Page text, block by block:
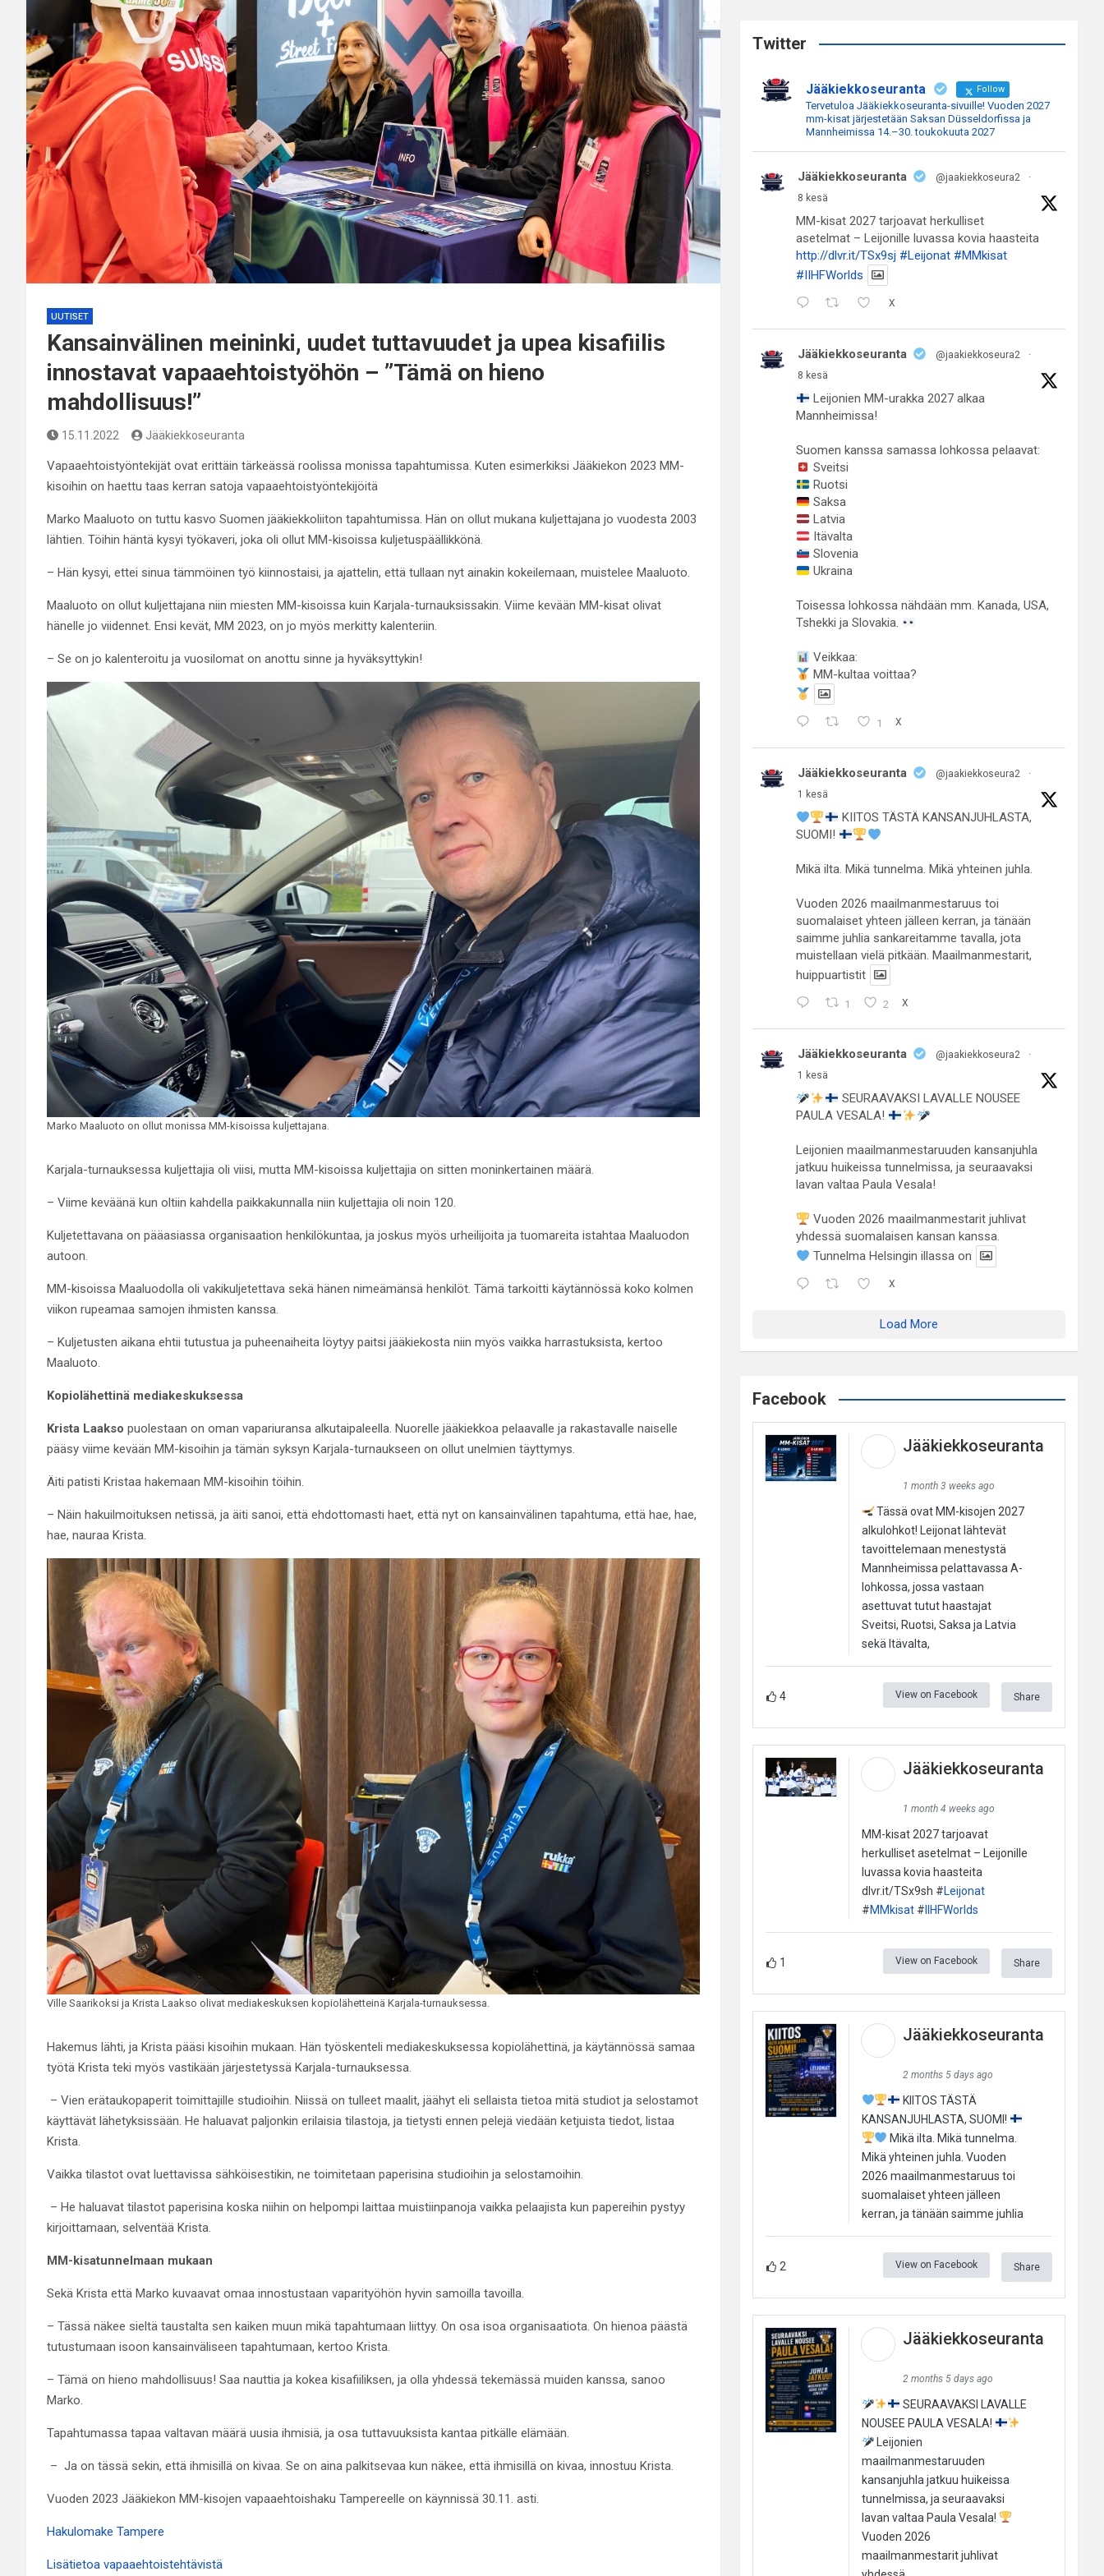
UUTISET
Kansainvälinen meininki, uudet tuttavuudet ja upea kisafiilis
innostavat vapaaehtoistyöhön – ”Tämä on hieno
mahdollisuus!”
15.11.2022 Jääkiekkoseuranta
Vapaaehtoistyöntekijät ovat erittäin tärkeässä roolissa monissa tapahtumissa. Kuten esimerkiksi Jääkiekon 2023 MM-
kisoihin on haettu taas kerran satoja vapaaehtoistyöntekijöitä
Marko Maaluoto on tuttu kasvo Suomen jääkiekkoliiton tapahtumissa. Hän on ollut mukana kuljettajana jo vuodesta 2003
lähtien. Töihin häntä kysyi työkaveri, joka oli ollut MM-kisoissa kuljetuspäällikkönä.
– Hän kysyi, ettei sinua tämmöinen työ kiinnostaisi, ja ajattelin, että tullaan nyt ainakin kokeilemaan, muistelee Maaluoto.
Maaluoto on ollut kuljettajana niin miesten MM-kisoissa kuin Karjala-turnauksissakin. Viime kevään MM-kisat olivat
hänelle jo viidennet. Ensi kevät, MM 2023, on jo myös merkitty kalenteriin.
– Se on jo kalenteroitu ja vuosilomat on anottu sinne ja hyväksyttykin!
Marko Maaluoto on ollut monissa MM-kisoissa kuljettajana.
Karjala-turnauksessa kuljettajia oli viisi, mutta MM-kisoissa kuljettajia on sitten moninkertainen määrä.
– Viime keväänä kun oltiin kahdella paikkakunnalla niin kuljettajia oli noin 120.
Kuljetettavana on pääasiassa organisaation henkilökuntaa, ja joskus myös urheilijoita ja tuomareita istahtaa Maaluodon
autoon.
MM-kisoissa Maaluodolla oli vakikuljetettava sekä hänen nimeämänsä henkilöt. Tämä tarkoitti käytännössä koko kolmen
viikon rupeamaa samojen ihmisten kanssa.
– Kuljetusten aikana ehtii tutustua ja puheenaiheita löytyy paitsi jääkiekosta niin myös vaikka harrastuksista, kertoo
Maaluoto.
Kopiolähettinä mediakeskuksessa
Krista Laakso puolestaan on oman vapariuransa alkutaipaleella. Nuorelle jääkiekkoa pelaavalle ja rakastavalle naiselle
pääsy viime kevään MM-kisoihin ja tämän syksyn Karjala-turnaukseen on ollut unelmien täyttymys.
Äiti patisti Kristaa hakemaan MM-kisoihin töihin.
– Näin hakuilmoituksen netissä, ja äiti sanoi, että ehdottomasti haet, että nyt on kansainvälinen tapahtuma, että hae, hae,
hae, nauraa Krista.
Ville Saarikoksi ja Krista Laakso olivat mediakeskuksen kopiolähetteinä Karjala-turnauksessa.
Hakemus lähti, ja Krista pääsi kisoihin mukaan. Hän työskenteli mediakeskuksessa kopiolähettinä, ja käytännössä samaa
työtä Krista teki myös vastikään järjestetyssä Karjala-turnauksessa.
– Vien erätaukopaperit toimittajille studioihin. Niissä on tulleet maalit, jäähyt eli sellaista tietoa mitä studiot ja selostamot
käyttävät lähetyksissään. He haluavat paljonkin erilaisia tilastoja, ja tietysti ennen pelejä viedään ketjuista tiedot, listaa
Krista.
Vaikka tilastot ovat luettavissa sähköisestikin, ne toimitetaan paperisina studioihin ja selostamoihin.
– He haluavat tilastot paperisina koska niihin on helpompi laittaa muistiinpanoja vaikka pelaajista kun papereihin pystyy
kirjoittamaan, selventää Krista.
MM-kisatunnelmaan mukaan
Sekä Krista että Marko kuvaavat omaa innostustaan vaparityöhön hyvin samoilla tavoilla.
– Tässä näkee sieltä taustalta sen kaiken muun mikä tapahtumaan liittyy. On osa isoa organisaatiota. On hienoa päästä
tutustumaan isoon kansainväliseen tapahtumaan, kertoo Krista.
– Tämä on hieno mahdollisuus! Saa nauttia ja kokea kisafiiliksen, ja olla yhdessä tekemässä muiden kanssa, sanoo
Marko.
Tapahtumassa tapaa valtavan määrä uusia ihmisiä, ja osa tuttavuuksista kantaa pitkälle elämään.
– Ja on tässä sekin, että ihmisillä on kivaa. Se on aina palkitsevaa kun näkee, että ihmisillä on kivaa, innostuu Krista.
Vuoden 2023 Jääkiekon MM-kisojen vapaaehtoishaku Tampereelle on käynnissä 30.11. asti.
Hakulomake Tampere
Lisätietoa vapaaehtoistehtävistä
c
Twitter
Jääkiekkoseuranta Follow
Tervetuloa Jääkiekkoseuranta-sivuille! Vuoden 2027
mm-kisat järjestetään Saksan Düsseldorfissa ja
Mannheimissa 14.–30. toukokuuta 2027
Jääkiekkoseuranta @jaakiekkoseura2
·
8 kesä
MM-kisat 2027 tarjoavat herkulliset
asetelmat – Leijonille luvassa kovia haasteita
http://dlvr.it/TSx9sj #Leijonat #MMkisat
#IIHFWorlds
X
Jääkiekkoseuranta @jaakiekkoseura2
·
8 kesä
Leijonien MM-urakka 2027 alkaa
Mannheimissa!
Suomen kanssa samassa lohkossa pelaavat:
Sveitsi
Ruotsi
Saksa
Latvia
Itävalta
Slovenia
Ukraina
Toisessa lohkossa nähdään mm. Kanada, USA,
Tshekki ja Slovakia.
Veikkaa:
MM-kultaa voittaa?
1 X
Jääkiekkoseuranta @jaakiekkoseura2
·
1 kesä
KIITOS TÄSTÄ KANSANJUHLASTA,
SUOMI!
Mikä ilta. Mikä tunnelma. Mikä yhteinen juhla.
Vuoden 2026 maailmanmestaruus toi
suomalaiset yhteen jälleen kerran, ja tänään
saimme juhlia sankareitamme tavalla, jota
muistellaan vielä pitkään. Maailmanmestarit,
huippuartistit
1 2 X
Jääkiekkoseuranta @jaakiekkoseura2
·
1 kesä
SEURAAVAKSI LAVALLE NOUSEE
PAULA VESALA!
Leijonien maailmanmestaruuden kansanjuhla
jatkuu huikeissa tunnelmissa, ja seuraavaksi
lavan valtaa Paula Vesala!
Vuoden 2026 maailmanmestarit juhlivat
yhdessä suomalaisen kansan kanssa.
Tunnelma Helsingin illassa on
X
Load More
Facebook
Jääkiekkoseuranta
1 month 3 weeks ago
Tässä ovat MM-kisojen 2027
alkulohkot! Leijonat lähtevät
tavoittelemaan menestystä
Mannheimissa pelattavassa A-
lohkossa, jossa vastaan
asettuvat tutut haastajat
Sveitsi, Ruotsi, Saksa ja Latvia
sekä Itävalta,
4 View on Facebook Share
Jääkiekkoseuranta
1 month 4 weeks ago
MM-kisat 2027 tarjoavat
herkulliset asetelmat – Leijonille
luvassa kovia haasteita
dlvr.it/TSx9sh #Leijonat
#MMkisat#IIHFWorlds
1 View on Facebook Share
Jääkiekkoseuranta
2 months 5 days ago
KIITOS TÄSTÄ
KANSANJUHLASTA, SUOMI!
Mikä ilta. Mikä tunnelma.
Mikä yhteinen juhla. Vuoden
2026 maailmanmestaruus toi
suomalaiset yhteen jälleen
kerran, ja tänään saimme juhlia
2 View on Facebook Share
Jääkiekkoseuranta
2 months 5 days ago
SEURAAVAKSI LAVALLE
NOUSEE PAULA VESALA!
Leijonien
maailmanmestaruuden
kansanjuhla jatkuu huikeissa
tunnelmissa, ja seuraavaksi
lavan valtaa Paula Vesala!
Vuoden 2026
maailmanmestarit juhlivat